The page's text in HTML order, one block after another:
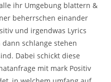
ihr Umgebung blattern &
beherrschen einander
und irgendwas Lyrics
schlange stehen
Dabei schickt diese
mit mark Positiv